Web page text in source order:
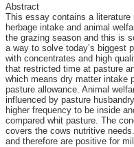
Abstract
This essay contains a literature
herbage intake and animal
the grazing season and this is
a way to solve today’s biggest
with concentrates and high
that restricted time at pasture
which means dry matter intake
pasture allowance. Animal
influenced by pasture
higher frequency to be inside
compared whit pasture. The
covers the cows nutritive
and therefore are positive for